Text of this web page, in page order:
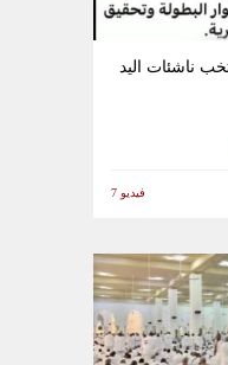
ناشئات اليد
فيديو 7